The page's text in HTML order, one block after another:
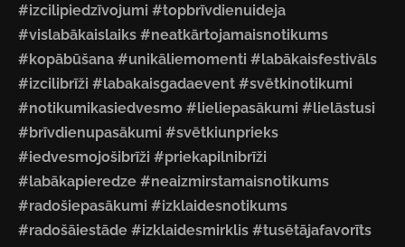
#izcilipiedzīvojumi #topbrīvdienuideja
#vislabākaislaiks #neatkārtojamaisnotikums
#kopābūšana #unikāliemomenti #labākaisfestivāls
#izcilibrīži #labakaisgadaevent #svētkinotikumi
#notikumikasiedvesmo #lieliepasākumi #lielāstusi
#brīvdienupasākumi #svētkiunprieks
#iedvesmojošibrīži #priekapilnibrīži
#labākapieredze #neaizmirstamaisnotikums
#radošiepasākumi #izklaidesnotikums
#radošāiestāde #izklaidesmirklis #tusētājafavorīts